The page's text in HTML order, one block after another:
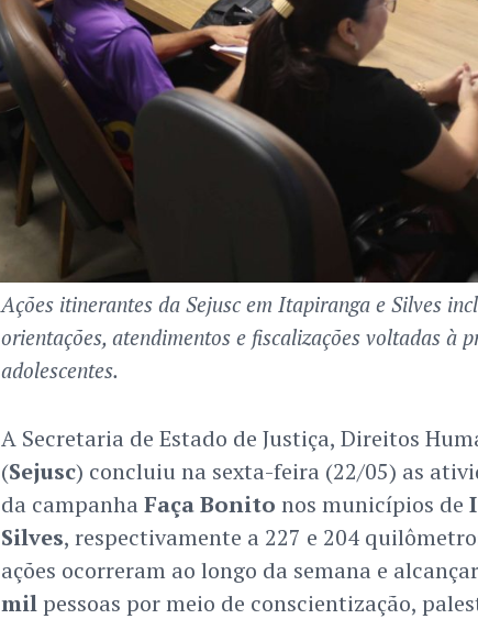
Ações itinerantes da Sejusc em Itapiranga e Silves
orientações, atendimentos e fiscalizações voltadas à
adolescentes.
A Secretaria de Estado de Justiça, Direitos
(Sejusc) concluiu na sexta-feira (22/05) as
da campanha Faça Bonito nos municípios de
Silves, respectivamente a 227 e 204
ações ocorreram ao longo da semana e
milpessoas por meio de conscientização,